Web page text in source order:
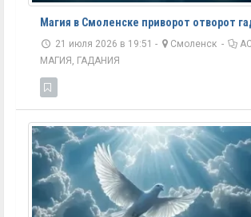
Магия в Смоленске приворот отворот
21 июля 2026 в 19:51 - Смоленск -
МАГИЯ, ГАДАНИЯ